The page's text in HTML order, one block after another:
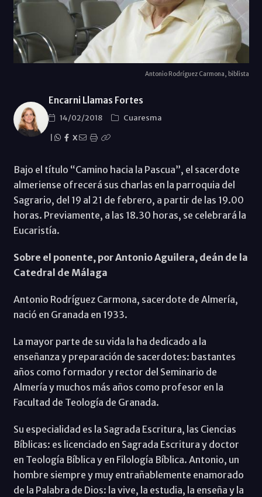
Antonio Rodríguez Carmona, biblista
Encarni Llamas Fortes
14/02/2018
Cuaresma
X
Bajo el título “Camino hacia la Pascua”, el sacerdote
almeriense ofrecerá sus charlas en la parroquia del
Sagrario, del 19 al 21 de febrero, a partir de las 19.00
horas. Previamente, a las 18.30 horas, se celebrará la
Eucaristía.
Sobre el ponente, por Antonio Aguilera, deán de la
Catedral de Málaga
Antonio Rodríguez Carmona, sacerdote de Almería,
nació en Granada en 1933.
La mayor parte de su vida la ha dedicado a la
enseñanza y preparación de sacerdotes: bastantes
años como formador y rector del Seminario de
Almería y muchos más años como profesor en la
Facultad de Teología de Granada.
Su especialidad es la Sagrada Escritura, las Ciencias
Bíblicas: es licenciado en Sagrada Escritura y doctor
en Teología Bíblica y en Filología Bíblica. Antonio, un
hombre siempre y muy entrañablemente enamorado
de la Palabra de Dios: la vive, la estudia, la enseña y la